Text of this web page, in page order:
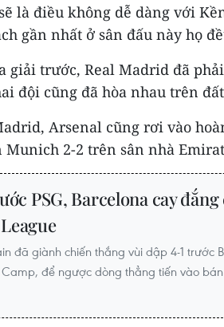
là điều không dễ dàng với
gần nhất ở sân đấu này họ
giải trước, Real Madrid đã
đội cũng đã hòa nhau trên
Arsenal cũng rơi vào
Munich 2-2 trên sân nhà
PSG, Barcelona cay
đã giành chiến thắng vùi dập 4-1 trước
để ngược dòng thẳng tiến vào